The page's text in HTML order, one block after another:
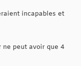
incapables et
ne peut avoir que 4